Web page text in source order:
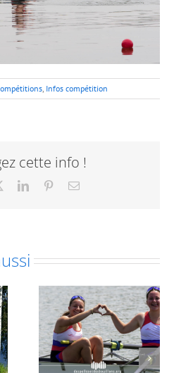
, Infos compétition
cette info !
LinkedInPinterestEmail